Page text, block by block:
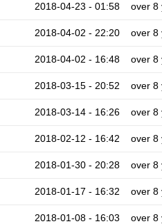
2018-04-23 - 01:58 over 8
2018-04-02 - 22:20 over 8
2018-04-02 - 16:48 over 8
2018-03-15 - 20:52 over 8
2018-03-14 - 16:26 over 8
2018-02-12 - 16:42 over 8
2018-01-30 - 20:28 over 8
2018-01-17 - 16:32 over 8
2018-01-08 - 16:03 over 8